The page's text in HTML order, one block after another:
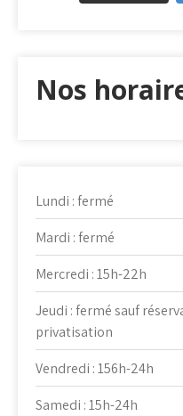
Nos
Lundi : fermé
Mardi : fermé
Mercredi : 15h-22h
Jeudi : fermé sauf
privatisation
Vendredi : 156h-24h
Samedi : 15h-24h